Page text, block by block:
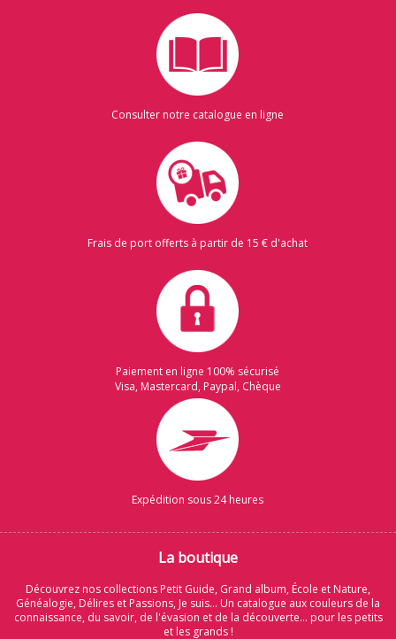
Consulter notre catalogue en ligne
Frais de port offerts à partir de 15 € d'achat
Paiement en ligne 100% sécurisé
Visa, Mastercard, Paypal, Chèque
Expédition sous 24 heures
La boutique
Découvrez nos collections Petit Guide, Grand album, École et Nature,
Généalogie, Délires et Passions, Je suis... Un catalogue aux couleurs de la
connaissance, du savoir, de l'évasion et de la découverte... pour les petits
et les grands !